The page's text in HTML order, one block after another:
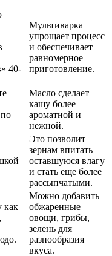
40-
Мультиварка
упрощает процесс
и обеспечивает
равномерное
приготовление.
Масло сделает
кашу более
ароматной и
нежной.
Это позволит
зернам впитать
оставшуюся влагу
и стать еще более
рассыпчатыми.
как
Можно добавить
обжаренные
овощи, грибы,
зелень для
разнообразия
вкуса.